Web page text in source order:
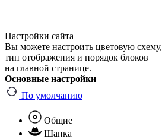
Настройки сайта
Вы можете настроить цветовую схему,
тип отображения и порядок блоков
на главной странице.
Основные настройки
По умолчанию
Общие
Шапка